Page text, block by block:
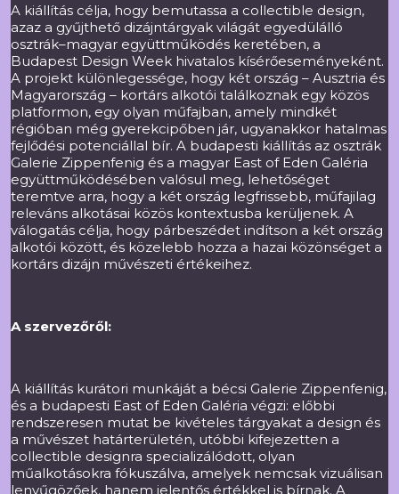
A kiállítás célja, hogy bemutassa a collectible design,
azaz a gyűjthető dizájntárgyak világát egyedülálló
osztrák–magyar együttműködés keretében, a
Budapest Design Week hivatalos kísérőeseményeként.
A projekt különlegessége, hogy két ország – Ausztria és
Magyarország – kortárs alkotói találkoznak egy közös
platformon, egy olyan műfajban, amely mindkét
régióban még gyerekcipőben jár, ugyanakkor hatalmas
fejlődési potenciállal bír. A budapesti kiállítás az osztrák
Galerie Zippenfenig és a magyar East of Eden Galéria
együttműködésében valósul meg, lehetőséget
teremtve arra, hogy a két ország legfrissebb, műfajilag
releváns alkotásai közös kontextusba kerüljenek. A
válogatás célja, hogy párbeszédet indítson a két ország
alkotói között, és közelebb hozza a hazai közönséget a
kortárs dizájn művészeti értékeihez.
A szervezőről:
A kiállítás kurátori munkáját a bécsi Galerie Zippenfenig,
és a budapesti East of Eden Galéria végzi: előbbi
rendszeresen mutat be kivételes tárgyakat a design és
a művészet határterületén, utóbbi kifejezetten a
collectible designra specializálódott, olyan
műalkotásokra fókuszálva, amelyek nemcsak vizuálisan
lenyűgözőek, hanem jelentős értékkel is bírnak. A